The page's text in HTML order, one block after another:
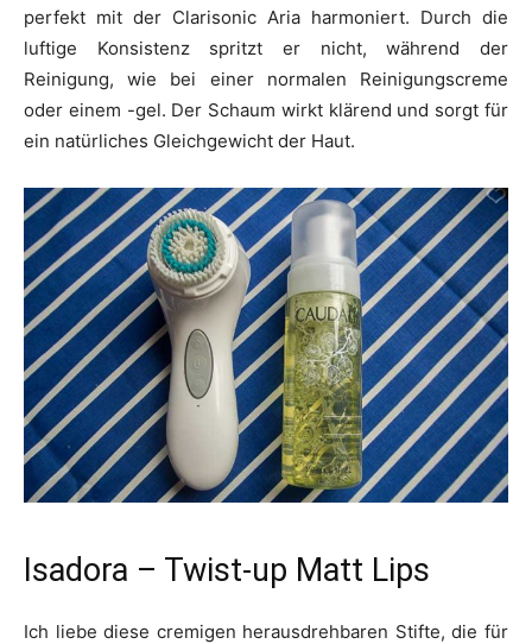
perfekt mit der Clarisonic Aria harmoniert. Durch die
luftige Konsistenz spritzt er nicht, während der
Reinigung, wie bei einer normalen Reinigungscreme
oder einem -gel. Der Schaum wirkt klärend und sorgt für
ein natürliches Gleichgewicht der Haut.
Isadora – Twist-up Matt Lips
Ich liebe diese cremigen herausdrehbaren Stifte, die für